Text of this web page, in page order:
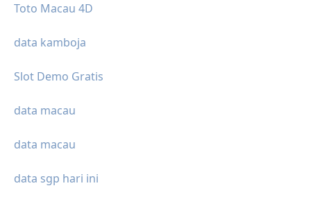
Toto Macau 4D
data kamboja
Slot Demo Gratis
data macau
data macau
data sgp hari ini